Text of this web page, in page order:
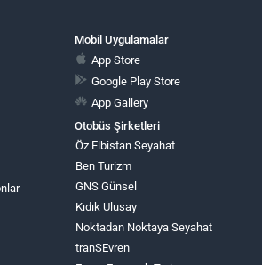
Mobil Uygulamalar
App Store
Google Play Store
App Gallery
Otobüs Şirketleri
Öz Elbistan Seyahat
Ben Turizm
GNS Günsel
Kıdık Ulusay
Noktadan Noktaya Seyahat
tranSEvren